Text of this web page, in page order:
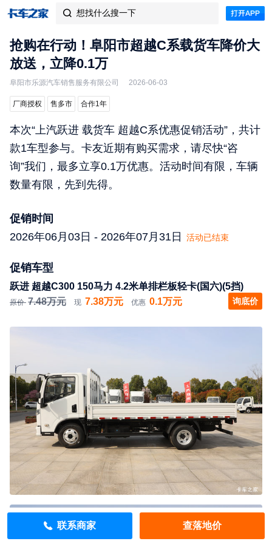
 想找什么搜一下
抢购在行动！阜阳市超越C系载货车降价大
放送，立降0.1万
阜阳市乐源汽车销售服务有限公司 2026-06-03
厂商授权 售多市 合作1年
本次“上汽跃进 载货车 超越C系优惠促销活动”，共计
款1车型参与。卡友近期有购买需求，请尽快“咨
询”我们，最多立享0.1万优惠。活动时间有限，车辆
数量有限，先到先得。
促销时间
2026年06月03日 - 2026年07月31日
活动已结束
促销车型
跃进 超越C300 150马力 4.2米单排栏板轻卡(国六)(5挡)
原价 7.48万元 现 7.38万元 优惠 0.1万元 询底价
联系商家 查落地价